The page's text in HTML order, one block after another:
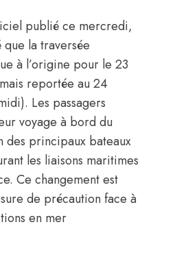
publié ce mercredi,
la traversée
à l’origine pour le 23
reportée au 24
Les passagers
voyage à bord du
des principaux bateaux
les liaisons maritimes
Ce changement est
de précaution face à
en mer